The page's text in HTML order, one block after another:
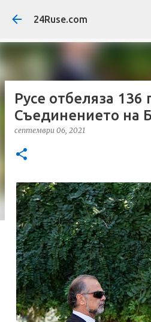
Пропускане към
24Ruse.com
Русе отбеляза 136
Съединението на
септември 06, 2021